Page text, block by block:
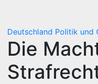
Deutschland Politik und
Die